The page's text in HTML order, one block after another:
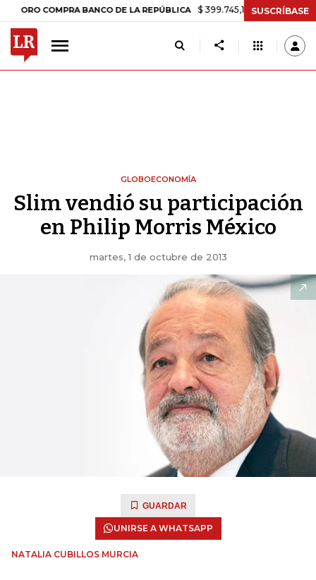
COMPRA BANCO DE LA REPÚBLICA $ 399.745,16 +$ 2.295,71 +0,58%
SUSCRÍBASE
GLOBOECONOMÍA
Slim vendió su participación
en Philip Morris México
martes, 1 de octubre de 2013
GUARDAR
UNIRSE A WHATSAPP
NATALIA CUBILLOS MURCIA